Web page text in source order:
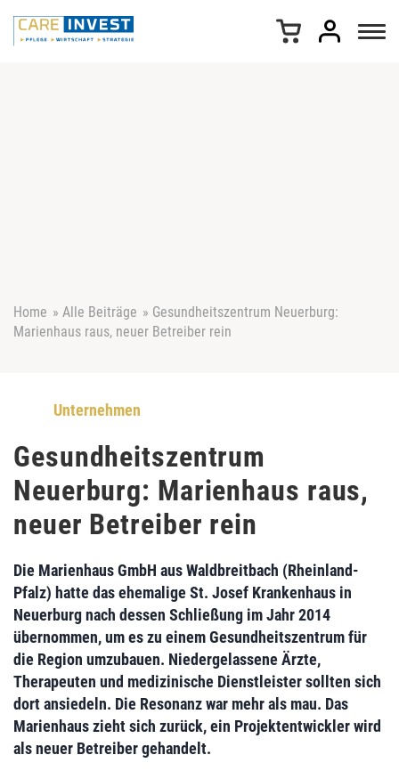
Home » Alle Beiträge » Gesundheitszentrum Neuerburg:
Marienhaus raus, neuer Betreiber rein
Unternehmen
Gesundheitszentrum
Neuerburg: Marienhaus raus,
neuer Betreiber rein
Die Marienhaus GmbH aus Waldbreitbach (Rheinland-
Pfalz) hatte das ehemalige St. Josef Krankenhaus in
Neuerburg nach dessen Schließung im Jahr 2014
übernommen, um es zu einemGesundheitszentrumfür
die Region umzubauen. Niedergelassene Ärzte,
Therapeuten und medizinische Dienstleister sollten sich
dort ansiedeln. Die Resonanz war mehr als mau. Das
Marienhaus zieht sich zurück, ein Projektentwickler wird
als neuer Betreibergehandelt.